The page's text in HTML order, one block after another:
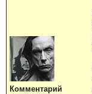
Комментарий